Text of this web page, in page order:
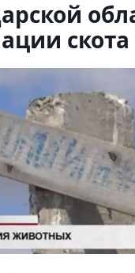
скота